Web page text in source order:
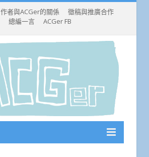
作者與ACGer的關係
徵稿與推廣合作
總編一言
ACGer FB